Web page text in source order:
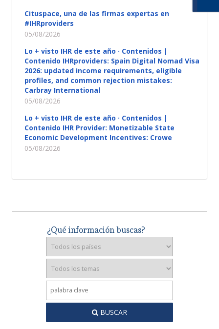
Cituspace, una de las firmas expertas en
#IHRproviders
05/08/2026
Lo + visto IHR de este año · Contenidos |
Contenido IHRproviders: Spain Digital Nomad Visa
2026: updated income requirements, eligible
profiles, and common rejection mistakes:
Carbray International
05/08/2026
Lo + visto IHR de este año · Contenidos |
Contenido IHR Provider: Monetizable State
Economic Development Incentives: Crowe
05/08/2026
¿Qué información buscas?
BUSCAR